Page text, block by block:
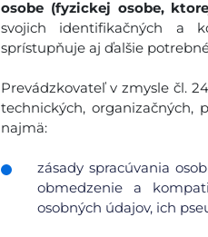
osobe (fyzickej osobe,
svojich identifikačných a
sprístupňuje aj ďalšie
Prevádzkovateľ v zmysle čl.
technických, organizačných,
najmä:
zásady spracúvania
obmedzenie a
osobných údajov, ich